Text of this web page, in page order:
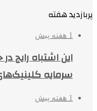
پربازدید هفته
1 هفته پیش
این اشتباه رایج
سرمایه
1 هفته پیش